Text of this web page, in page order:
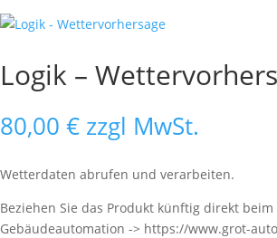
Logik –
80,00 € zzgl MwSt.
Wetterdaten abrufen und verarbeiten.
Beziehen Sie das Produkt künftig direkt beim
Gebäudeautomation -> https://www.grot-